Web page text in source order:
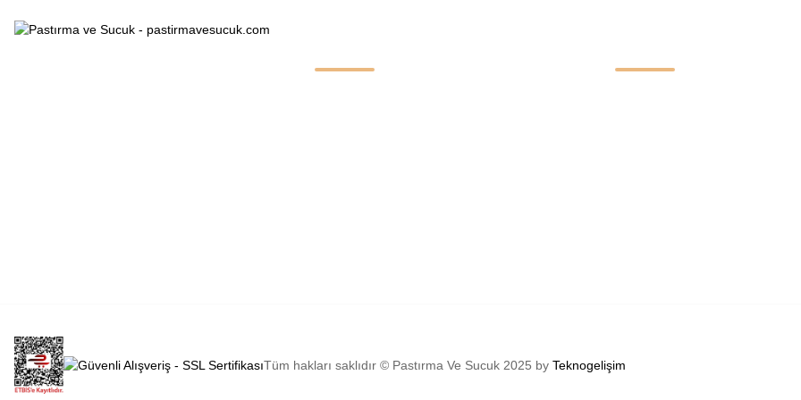
Tüm hakları saklıdır © Pastırma Ve Sucuk 2025 by Teknogelişim